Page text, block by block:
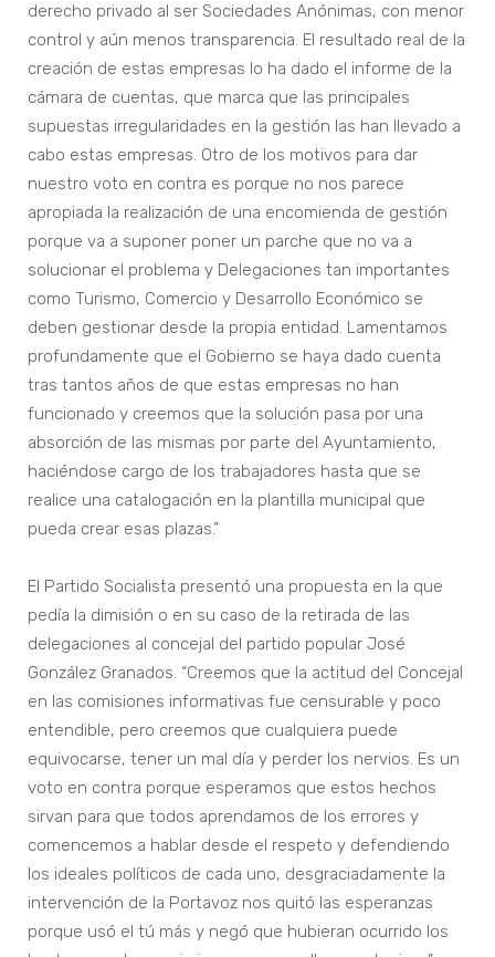
derecho privado al ser Sociedades Anónimas, con menor
control y aún menos transparencia. El resultado real de la
creación de estas empresas lo ha dado el informe de la
cámara de cuentas, que marca que las principales
supuestas irregularidades en la gestión las han llevado a
cabo estas empresas. Otro de los motivos para dar
nuestro voto en contra es porque no nos parece
apropiada la realización de una encomienda de gestión
porque va a suponer poner un parche que no va a
solucionar el problema y Delegaciones tan importantes
como Turismo, Comercio y Desarrollo Económico se
deben gestionar desde la propia entidad. Lamentamos
profundamente que el Gobierno se haya dado cuenta
tras tantos años de que estas empresas no han
funcionado y creemos que la solución pasa por una
absorción de las mismas por parte del Ayuntamiento,
haciéndose cargo de los trabajadores hasta que se
realice una catalogación en la plantilla municipal que
pueda crear esas plazas.”
El Partido Socialista presentó una propuesta en la que
pedía la dimisión o en su caso de la retirada de las
delegaciones al concejal del partido popular José
González Granados. “Creemos que la actitud del Concejal
en las comisiones informativas fue censurable y poco
entendible, pero creemos que cualquiera puede
equivocarse, tener un mal día y perder los nervios. Es un
voto en contra porque esperamos que estos hechos
sirvan para que todos aprendamos de los errores y
comencemos a hablar desde el respeto y defendiendo
los ideales políticos de cada uno, desgraciadamente la
intervención de la Portavoz nos quitó las esperanzas
porque usó el tú más y negó que hubieran ocurrido los